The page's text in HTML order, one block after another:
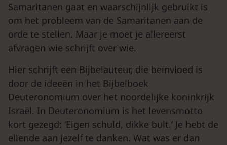
Samaritanen gaat en waarschijnlijk gebruikt is
om het probleem van de Samaritanen aan de
orde te stellen. Maar je moet je allereerst
afvragen wie schrijft over wie.
Hier schrijft een Bijbelauteur, die beïnvloed is
door de ideeën in het Bijbelboek
Deuteronomium over het noordelijke koninkrijk
Israël. In Deuteronomium is het levensmotto
kort gezegd: ‘Eigen schuld, dikke bult.’ Je hebt de
ellende aan jezelf te danken. Wat was er dan